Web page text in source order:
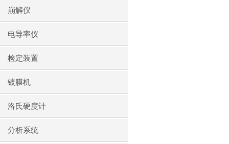
崩解仪
电导率仪
检定装置
镀膜机
洛氏硬度计
分析系统